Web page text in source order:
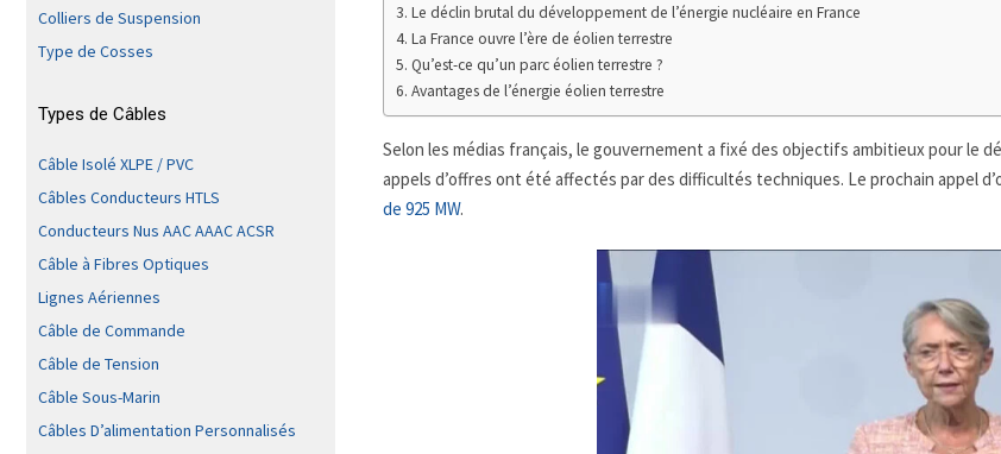
Le déclin brutal du développement de l’énergie nucléaire en France
La France ouvre l’ère de éolien terrestre
Qu’est-ce qu’un parc éolien terrestre ?
Avantages de l’énergie éolien terrestre
Selon les médias français, le gouvernement a fixé des objectifs ambitieux pour le
appels d’offres ont été affectés par des difficultés techniques. Le prochain appel
de 925 MW.
Colliers de Suspension
Type de Cosses
Types de Câbles
Câble Isolé XLPE / PVC
Câbles Conducteurs HTLS
Conducteurs Nus AAC AAAC ACSR
Câble à Fibres Optiques
Lignes Aériennes
Câble de Commande
Câble de Tension
Câble Sous-Marin
Câbles D’alimentation Personnalisés